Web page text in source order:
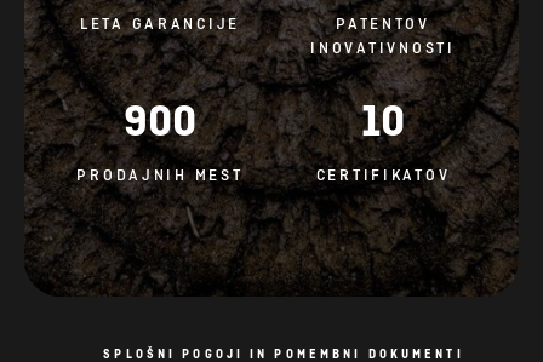
LETA GARANCIJE
PATENTOV
INOVATIVNOSTI
900
PRODAJNIH MEST
10
CERTIFIKATOV
SPLOŠNI POGOJI IN POMEMBNI DOKUMENTI